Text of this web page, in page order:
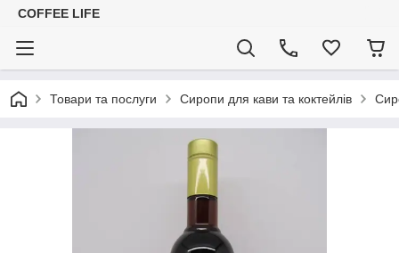
COFFEE LIFE
Товари та послуги Сиропи для кави та коктейлів